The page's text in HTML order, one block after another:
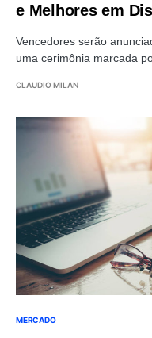
e Melhores em
Vencedores serão
uma cerimônia marcada
CLAUDIO MILAN
MERCADO